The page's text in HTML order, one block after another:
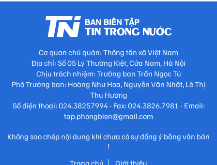
Cơ quan chủ quản: Thông tấn xã Việt Nam
Địa chỉ: Số 05 Lý Thường Kiệt, Cửa Nam, Hà Nội
Chịu trách nhiệm: Trưởng ban Trần Ngọc Tú
Phó Trưởng ban: Hoàng Như Hoa, Nguyễn Văn Nhật, Lê Thị
Thu Hương
Số điện thoại: 024.38257994 - Fax: 024.3826.7981 - Email:
tap.phongbien@gmail.com
Không sao chép nội dung khi chưa có sự đồng ý bằng văn bản
!
Trang chủ
Giới thiệu